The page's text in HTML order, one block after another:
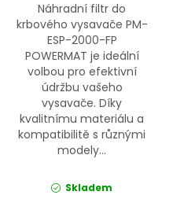
Náhradní filtr do
krbového vysavače PM-
ESP-2000-FP
POWERMAT je ideální
volbou pro efektivní
údržbu vašeho
vysavače. Díky
kvalitnímu materiálu a
kompatibilitě s různými
modely...
Skladem